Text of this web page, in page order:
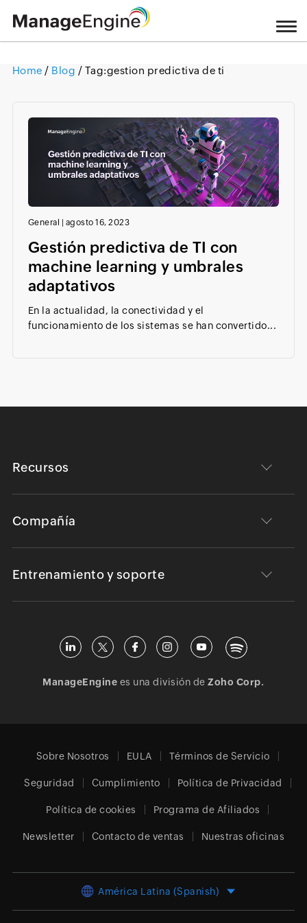
Home / Blog / Tag:gestion predictiva de ti
General agosto 16, 2023
Gestión predictiva de TI con
machine learning y umbrales
adaptativos
En la actualidad, la conectividad y el
funcionamiento de los sistemas se han convertido...
Recursos
Compañía
Entrenamiento y soporte
ManageEngine es una división deZoho Corp.
Sobre Nosotros EULA Términos de Servicio
Seguridad Cumplimiento Política de Privacidad
Política de cookies Programa de Afiliados
Newsletter Contacto de ventas Nuestras oficinas
América Latina (Spanish)